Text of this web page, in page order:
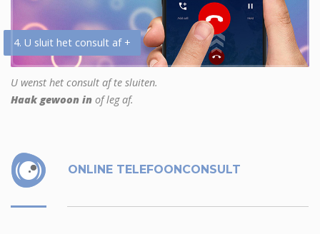
4. U sluit het consult af +
U wenst het consult af te sluiten.
Haak gewoon in of leg af.
ONLINE TELEFOONCONSULT